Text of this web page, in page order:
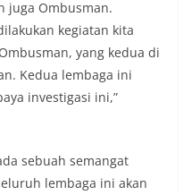
juga Ombusman.
kegiatan kita
yang kedua di
Kedua lembaga ini
investigasi ini,”
sebuah semangat
lembaga ini akan